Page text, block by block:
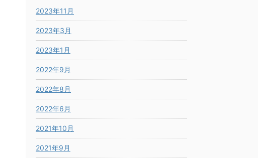
2023年11月
2023年3月
2023年1月
2022年9月
2022年8月
2022年6月
2021年10月
2021年9月